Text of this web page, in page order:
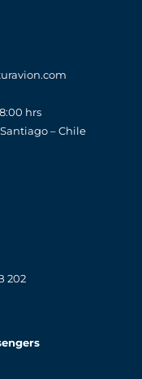
hrs
– Chile
202